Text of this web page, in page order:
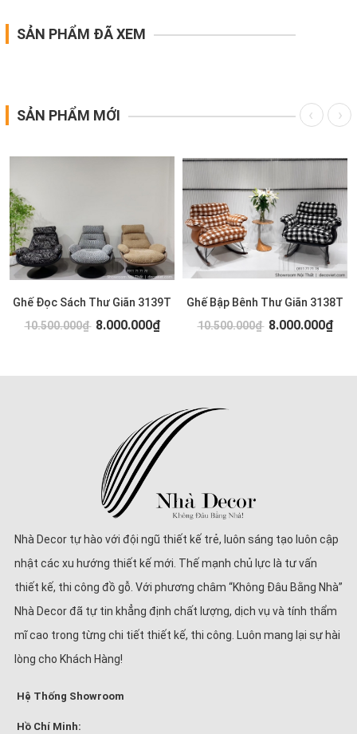
SẢN PHẨM ĐÃ XEM
SẢN PHẨM MỚI
Ghế Đọc Sách Thư Giãn 3139T
10.500.000₫ 8.000.000₫
Ghế Bập Bênh Thư Giãn 3138T
10.500.000₫ 8.000.000₫
Nhà Decor tự hào với đội ngũ thiết kế trẻ, luôn sáng tạo luôn cập
nhật các xu hướng thiết kế mới. Thế mạnh chủ lực là tư vấn
thiết kế, thi công đồ gỗ. Với phương châm “Không Đâu Bằng Nhà”
Nhà Decor đã tự tin khẳng định chất lượng, dịch vụ và tính thẩm
mĩ cao trong từng chi tiết thiết kế, thi công. Luôn mang lại sự hài
lòng cho Khách Hàng!
Hệ Thống Showroom
Hồ Chí Minh: